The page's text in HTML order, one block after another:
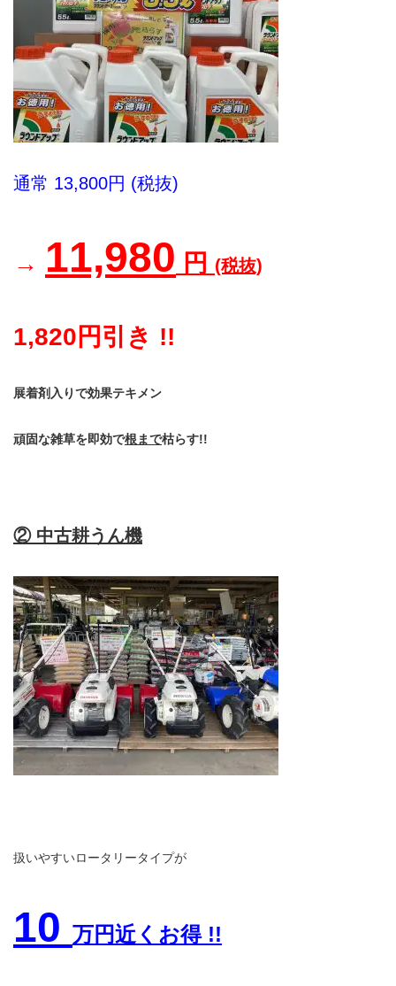
通常 13,800円 (税抜)
→ 11,980 円 (税抜)
1,820円引き !!
展着剤入りで効果テキメン
頑固な雑草を即効で根まで枯らす!!
② 中古耕うん機
扱いやすいロータリータイプが
10 万円近くお得 !!